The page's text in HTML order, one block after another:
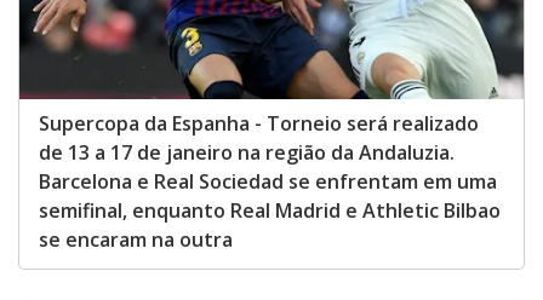
Supercopa da Espanha - Torneio será realizado
de 13 a 17 de janeiro na região da Andaluzia.
Barcelona e Real Sociedad se enfrentam em uma
semifinal, enquanto Real Madrid e Athletic Bilbao
se encaram na outra